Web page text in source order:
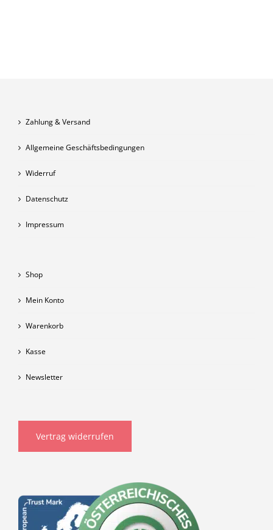
Zahlung & Versand
Allgemeine Geschäftsbedingungen
Widerruf
Datenschutz
Impressum
Shop
Mein Konto
Warenkorb
Kasse
Newsletter
Vertrag widerrufen